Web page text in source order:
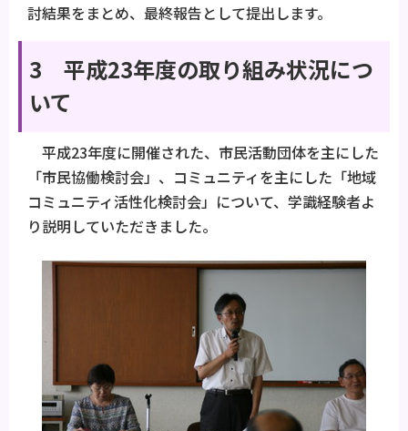
討結果をまとめ、最終報告として提出します。
3 平成23年度の取り組み状況につ
いて
平成23年度に開催された、市民活動団体を主にした
「市民協働検討会」、コミュニティを主にした「地域
コミュニティ活性化検討会」について、学識経験者よ
り説明していただきました。